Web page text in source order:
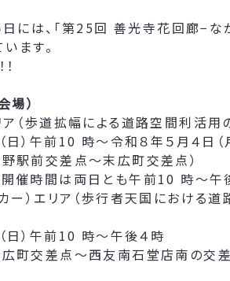
日には、「第25回 善光寺花回廊−な
ます。
場）
（歩道拡幅による道路空間利活用
）午前10 時～令和８年５月４日（
駅前交差点～末広町交差点）
催時間は両日とも午前10 時～午
ー）エリア（歩行者天国における
日）午前10 時～午後４時
町交差点～西友南石堂店南の交